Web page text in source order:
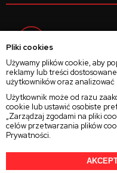
Pliki cookies
Używamy plików cookie, aby
reklamy lub treści
użytkowników oraz
Użytkownik może od razu
cookie lub ustawić osobiste
„Zarządzaj zgodami na pliki
celów przetwarzania plików
Prywatności.
Instagram
Twitter